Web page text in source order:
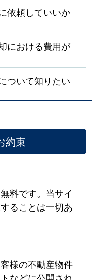
依頼していいか
における費用が
ついて知りたい
約束
料です。当サイ
ることは一切あ
様の不動産物件